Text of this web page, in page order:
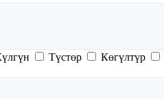
Түстөр Көгүлтүр